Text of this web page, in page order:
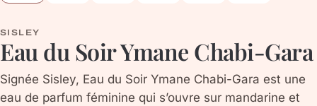
SISLEY
Eau du Soir Ymane Chabi-Gara
Signée Sisley, Eau du Soir Ymane Chabi-Gara est une
eau de parfum féminine qui s’ouvre sur mandarine et